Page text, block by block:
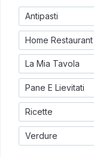
Antipasti
Home Restaurant
La Mia Tavola
Pane E Lievitati
Ricette
Verdure